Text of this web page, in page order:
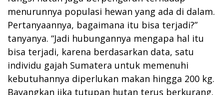
menurunnya populasi hewan yang ada di dalam.
Pertanyaannya, bagaimana itu bisa terjadi?”
tanyanya. “Jadi hubungannya mengapa hal itu
bisa terjadi, karena berdasarkan data, satu
individu gajah Sumatera untuk memenuhi
kebutuhannya diperlukan makan hingga 200 kg.
Bayangkan jika tutupan hutan terus berkurang.